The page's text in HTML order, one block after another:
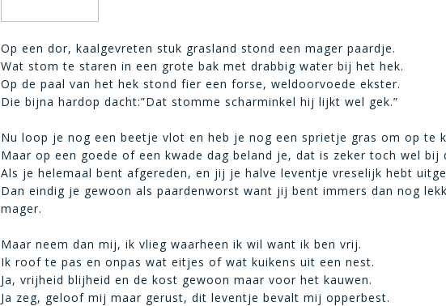
Op een dor, kaalgevreten stuk grasland stond een mager paardje.
Wat stom te staren in een grote bak met drabbig water bij het hek.
Op de paal van het hek stond fier een forse, weldoorvoede ekster.
Die bijna hardop dacht:”Dat stomme scharminkel hij lijkt wel gek.”
Nu loop je nog een beetje vlot en heb je nog een sprietje gras om op te
Maar op een goede of een kwade dag beland je, dat is zeker toch wel bij
Als je helemaal bent afgereden, en jij je halve leventje vreselijk hebt
Dan eindig je gewoon als paardenworst want jij bent immers dan nog
mager.
Maar neem dan mij, ik vlieg waarheen ik wil want ik ben vrij.
Ik roof te pas en onpas wat eitjes of wat kuikens uit een nest.
Ja, vrijheid blijheid en de kost gewoon maar voor het kauwen.
Ja zeg, geloof mij maar gerust, dit leventje bevalt mij opperbest.